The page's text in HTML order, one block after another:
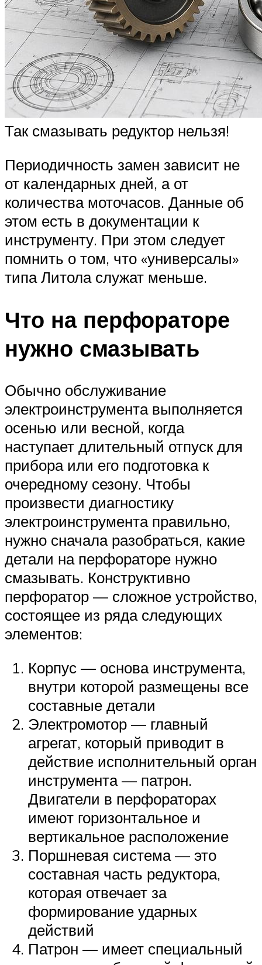
Так смазывать редуктор нельзя!
Периодичность замен зависит не
от календарных дней, а от
количества моточасов. Данные об
этом есть в документации к
инструменту. При этом следует
помнить о том, что «универсалы»
типа Литола служат меньше.
Что на перфораторе
нужно смазывать
Обычно обслуживание
электроинструмента выполняется
осенью или весной, когда
наступает длительный отпуск для
прибора или его подготовка к
очередному сезону. Чтобы
произвести диагностику
электроинструмента правильно,
нужно сначала разобраться, какие
детали на перфораторе нужно
смазывать. Конструктивно
перфоратор — сложное устройство,
состоящее из ряда следующих
элементов:
Корпус — основа инструмента,
внутри которой размещены все
составные детали
Электромотор — главный
агрегат, который приводит в
действие исполнительный орган
инструмента — патрон.
Двигатели в перфораторах
имеют горизонтальное и
вертикальное расположение
Поршневая система — это
составная часть редуктора,
которая отвечает за
формирование ударных
действий
Патрон — имеет специальный